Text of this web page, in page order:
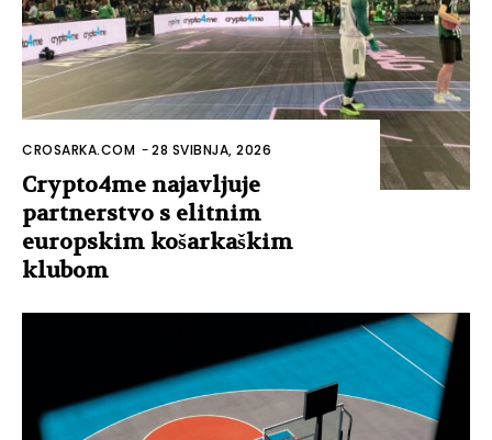
CROSARKA.COM -28 SVIBNJA, 2026
Crypto4me najavljuje
partnerstvo s elitnim
europskim košarkaškim
klubom